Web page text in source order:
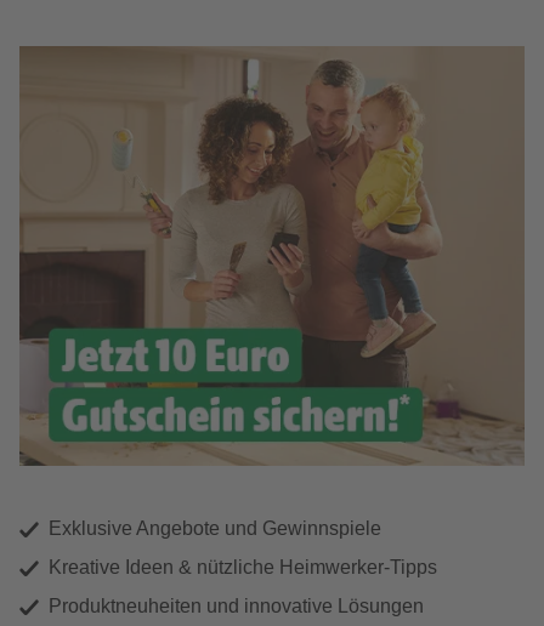
Exklusive Angebote und Gewinnspiele
Kreative Ideen & nützliche Heimwerker-Tipps
Produktneuheiten und innovative Lösungen